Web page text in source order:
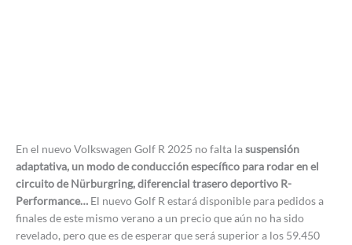
En el nuevo Volkswagen Golf R 2025 no falta lasuspensión
adaptativa, un modo de conducción específico para rodar en el
circuito de Nürburgring, diferencial trasero deportivo R-
Performance… El nuevo Golf R estará disponible para pedidos a
finales de este mismo verano a un precio que aún no ha sido
revelado, pero que es de esperar que será superior a los 59.450